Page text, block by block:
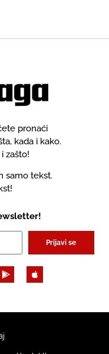
pronaći
kada i kako.
zašto!
samo tekst.
Prijavi se